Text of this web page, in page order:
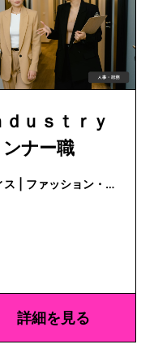
ｕｓｔｒｙ
ナー職
ン・
詳細を見る